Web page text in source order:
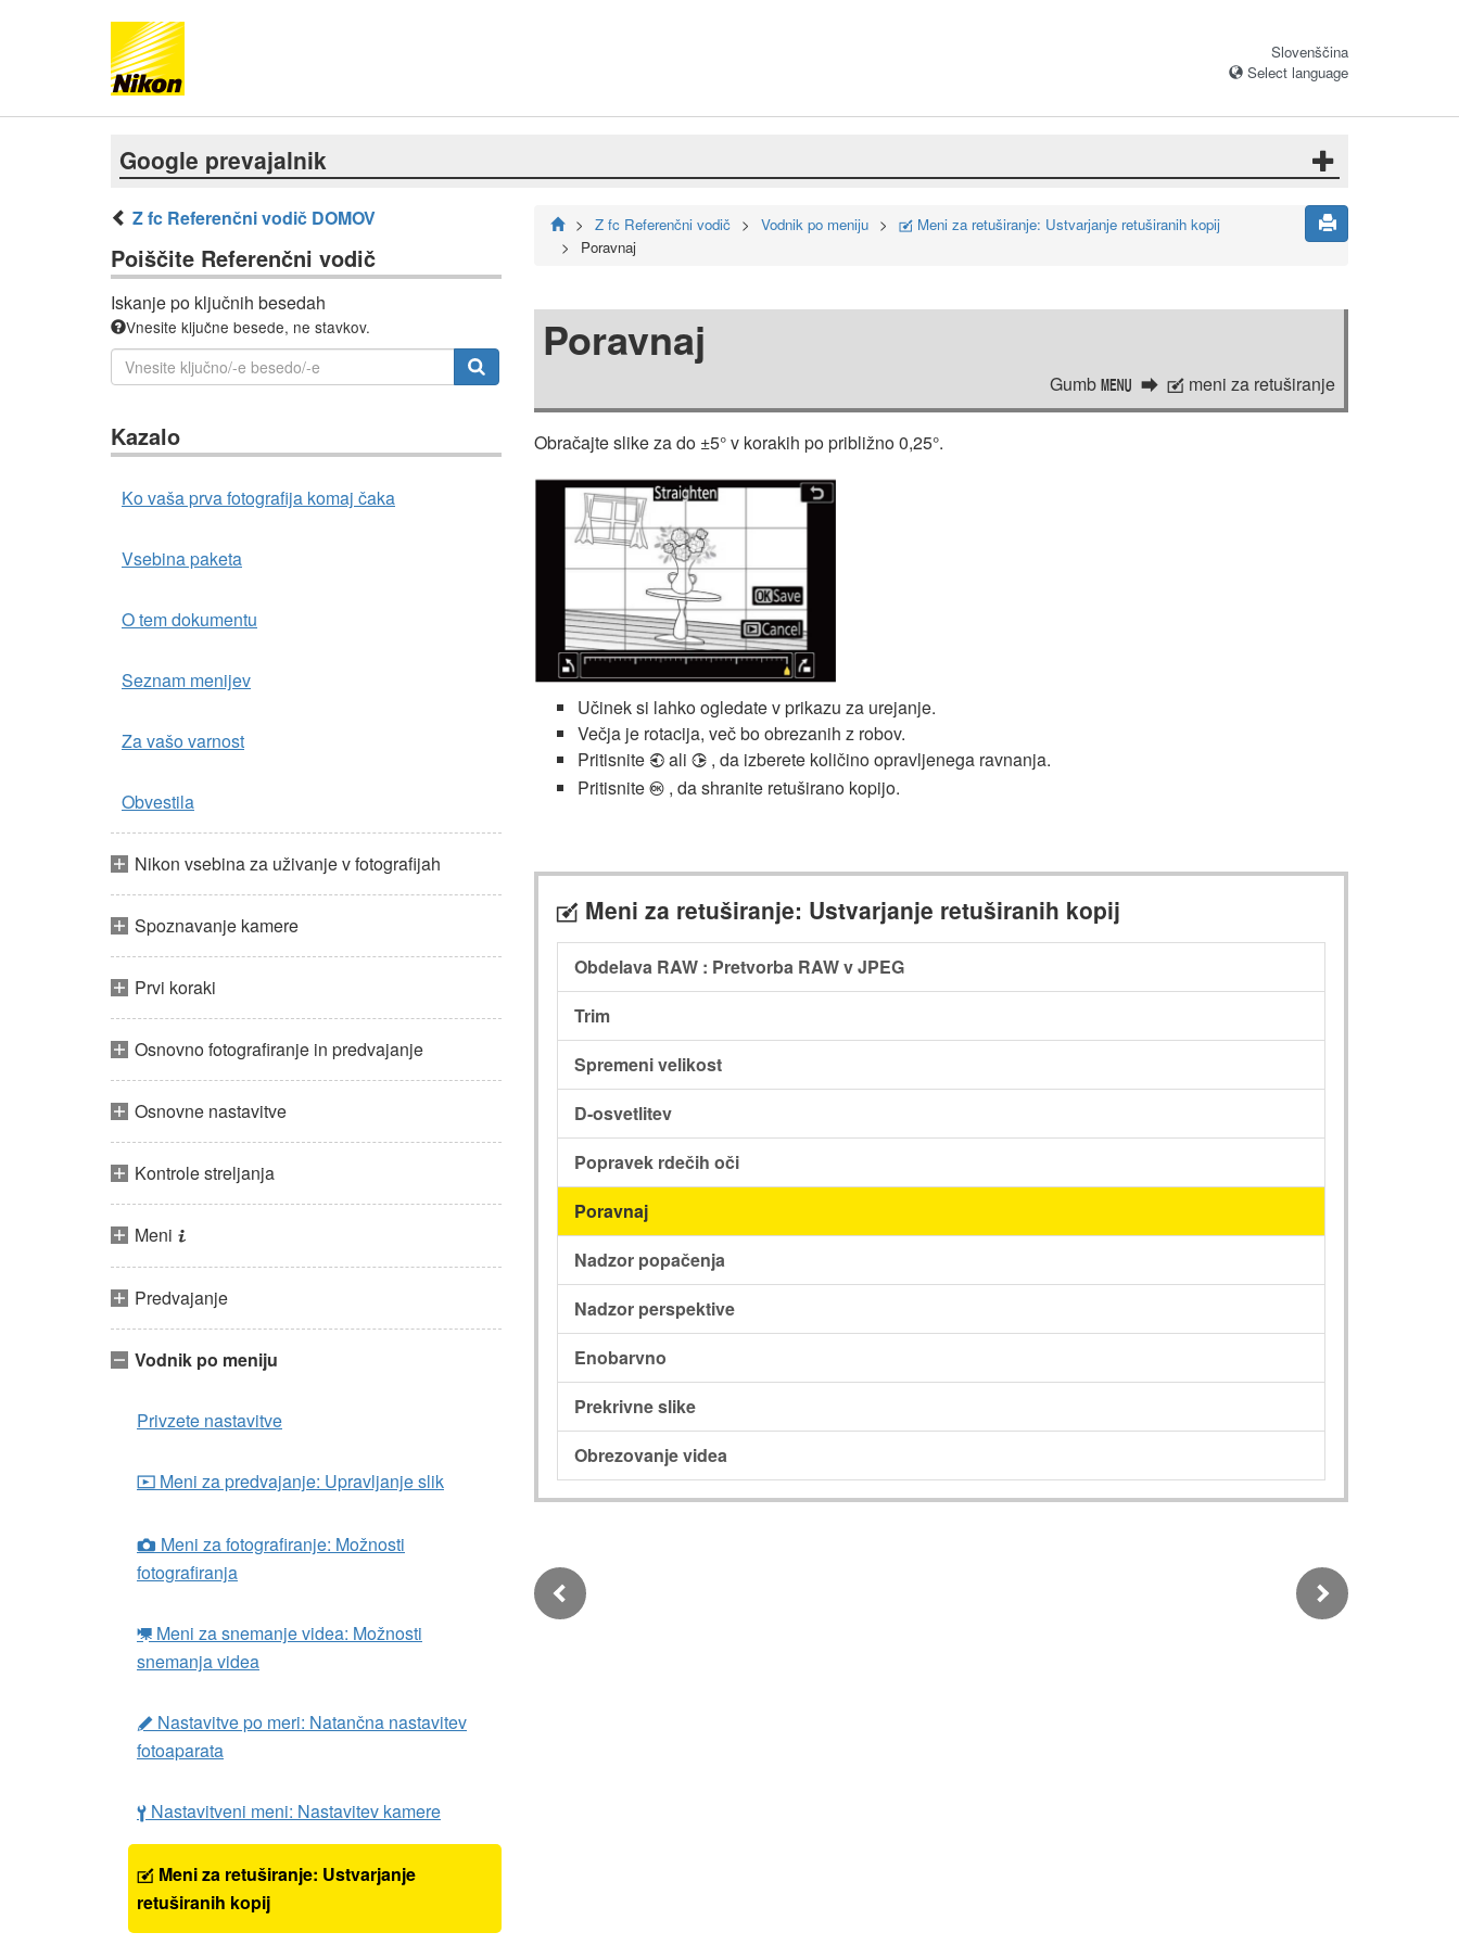
Slovenščina
Select language
Google prevajalnik
Z fc Referenčni vodič DOMOV
Poiščite Referenčni vodič
Iskanje po ključnih besedah
Vnesite ključne besede, ne stavkov.
Kazalo
Ko vaša prva fotografija komaj čaka
Vsebina paketa
O tem dokumentu
Seznam menijev
Za vašo varnost
Obvestila
Nikon vsebina za uživanje v fotografijah
Spoznavanje kamere
Prvi koraki
Osnovno fotografiranje in predvajanje
Osnovne nastavitve
Kontrole streljanja
Meni i
Predvajanje
Vodnik po meniju
Privzete nastavitve
D Meni za predvajanje: Upravljanje slik
C Meni za fotografiranje: Možnosti
fotografiranja
1 Meni za snemanje videa: Možnosti
snemanja videa
A Nastavitve po meri: Natančna nastavitev
fotoaparata
B Nastavitveni meni: Nastavitev kamere
N Meni za retuširanje: Ustvarjanje
retuširanih kopij
Z fc Referenčni vodič Vodnik po meniju N Meni za retuširanje: Ustvarjanje retuširanih kopij
Poravnaj
Poravnaj
Gumb G N meni za retuširanje
Obračajte slike za do ±5° v korakih po približno 0,25°.
Učinek si lahko ogledate v prikazu za urejanje.
Večja je rotacija, več bo obrezanih z robov.
Pritisnite 4 ali 2 , da izberete količino opravljenega ravnanja.
Pritisnite J , da shranite retuširano kopijo.
N Meni za retuširanje: Ustvarjanje retuširanih kopij
Obdelava RAW : Pretvorba RAW v JPEG
Trim
Spremeni velikost
D-osvetlitev
Popravek rdečih oči
Poravnaj
Nadzor popačenja
Nadzor perspektive
Enobarvno
Prekrivne slike
Obrezovanje videa